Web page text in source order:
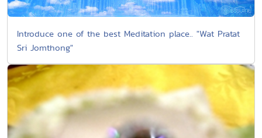
Introduce one of the best Meditation place.. "Wat Pratat
Sri Jomthong"